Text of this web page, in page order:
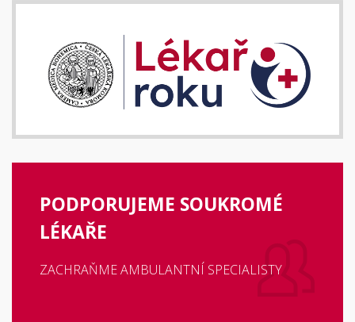
PODPORUJEME SOUKROMÉ
LÉKAŘE
ZACHRAŇME AMBULANTNÍ SPECIALISTY